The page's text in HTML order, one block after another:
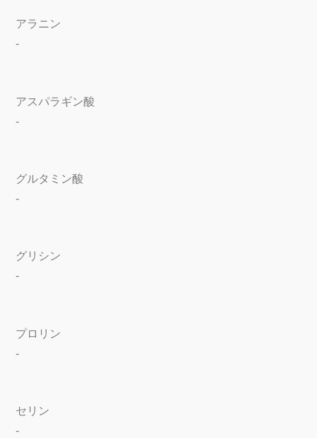
アラニン
-
アスパラギン酸
-
グルタミン酸
-
グリシン
-
プロリン
-
セリン
-